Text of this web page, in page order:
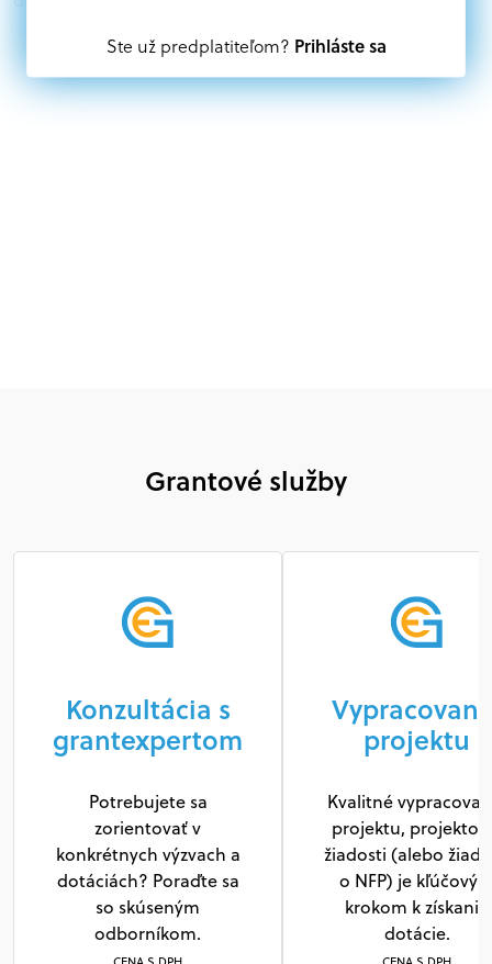
Oprávnení partneri:
Akákoľvek právnická osoba, t. j. verejný alebo súkromný
subjekt, komerčný alebo nekomerčný, ako aj
Ste už predplatiteľom? Prihláste sa
Grantové služby
Konzultácia s
grantexpertom
Potrebujete sa
zorientovať v
konkrétnych výzvach a
dotáciách? Poraďte sa
so skúseným
odborníkom.
projektu
Kvalitné
projektu,
žiadosti (alebo
o NFP) je
krokom k získaniu
dotácie.